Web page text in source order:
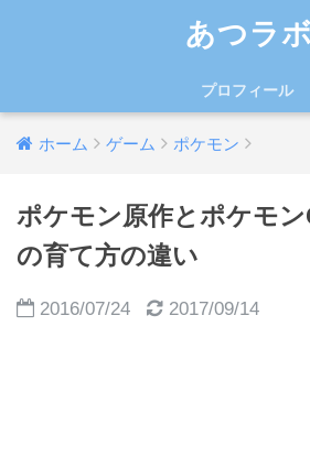
あつラボ
プロフィール
ホーム ゲーム ポケモン
ポケモン原作とポケモ
の育て方の違い
2016/07/24 2017/09/14